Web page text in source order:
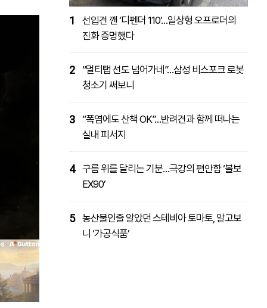
1
선입견 깬 ‘디펜더 110’…일상형 오프로더의
진화 증명했다
2 “멀티탭 선도 넘어가네”…삼성 비스포크 로봇
청소기 써보니
3 “폭염에도 산책 OK”…반려견과 함께 떠나는
실내 피서지
4 구름 위를 달리는 기분…극강의 편안함 ‘볼보
EX90’
5 농산물인줄 알았던 스테비아 토마토, 알고보
니 ‘가공식품’